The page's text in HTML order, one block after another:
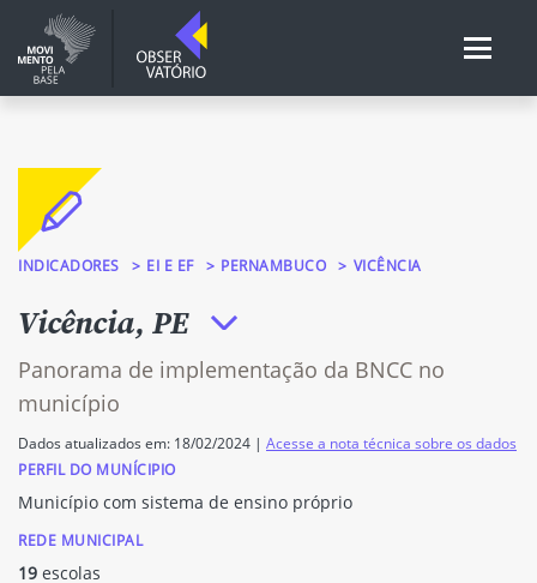
INDICADORES EI E EF PERNAMBUCO VICÊNCIA
Vicência, PE
Panorama de implementação da BNCC no
município
Dados atualizados em: 18/02/2024 | Acesse a nota técnica sobre os dados
PERFIL DO MUNÍCIPIO
Município com sistema de ensino próprio
REDE MUNICIPAL
19 escolas